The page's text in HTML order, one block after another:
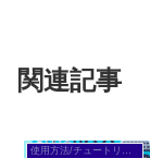
関連記事